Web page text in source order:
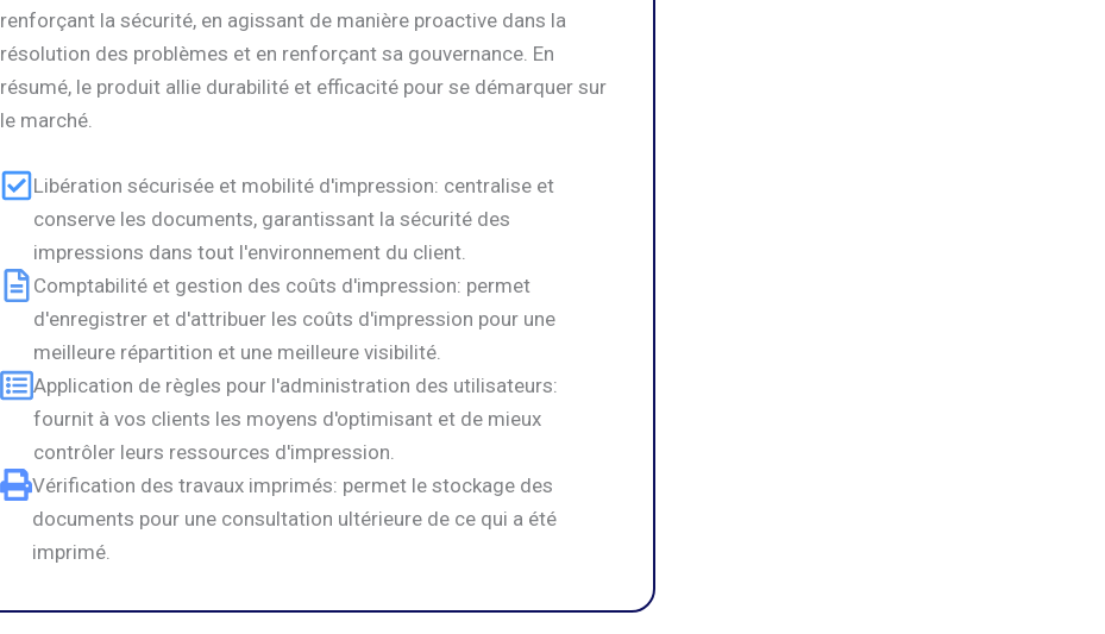
renforçant la sécurité, en agissant de manière proactive dans la
résolution des problèmes et en renforçant sa gouvernance. En
résumé, le produit allie durabilité et efficacité pour se démarquer sur
le marché.
Libération sécurisée et mobilité d'impression: centralise et
conserve les documents, garantissant la sécurité des
impressions dans tout l'environnement du client.
Comptabilité et gestion des coûts d'impression: permet
d'enregistrer et d'attribuer les coûts d'impression pour une
meilleure répartition et une meilleure visibilité.
Application de règles pour l'administration des utilisateurs:
fournit à vos clients les moyens d'optimisant et de mieux
contrôler leurs ressources d'impression.
Vérification des travaux imprimés: permet le stockage des
documents pour une consultation ultérieure de ce qui a été
imprimé.